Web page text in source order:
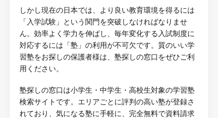
しかし現在の日本では、より良い教育環境を得るには
「入学試験」という関門を突破しなければなりませ
ん。効率よく学力を伸ばし、毎年変化する入試制度に
対応するには「塾」の利用が不可欠です。質のいい学
習塾をお探しの保護者様は、塾探しの窓口をぜひご利
用ください。
塾探しの窓口は小学生・中学生・高校生対象の学習塾
検索サイトです。エリアごとに評判の高い塾が登録さ
れており、気になる塾に手軽に、完全無料で資料請求